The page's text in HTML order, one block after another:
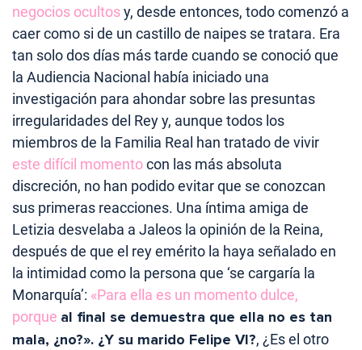
negocios ocultosy, desde entonces, todo comenzó a
caer como si de un castillo de naipes se tratara. Era
tan solo dos días más tarde cuando se conoció que
la Audiencia Nacional había iniciado una
investigación para ahondar sobre las presuntas
irregularidades del Rey y, aunque todos los
miembros de la Familia Real han tratado de vivir
este difícil momentocon las más absoluta
discreción, no han podido evitar que se conozcan
sus primeras reacciones. Una íntima amiga de
Letizia desvelaba a Jaleos la opinión de la Reina,
después de que el rey emérito la haya señalado en
la intimidad como la persona que ‘se cargaría la
Monarquía’: «Para ella es un momento dulce,
porque al final se demuestra que ella no es tan
mala, ¿no?». ¿Y su marido Felipe VI?, ¿Es el otro